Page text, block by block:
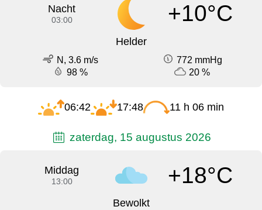
Nacht
03:00 +10°C
Helder
N, 3.6 m/s
772 mmHg
98 %
20 %
06:42 17:48 11 h 06 min
zaterdag, 15 augustus 2026
Middag
13:00 +18°C
Bewolkt